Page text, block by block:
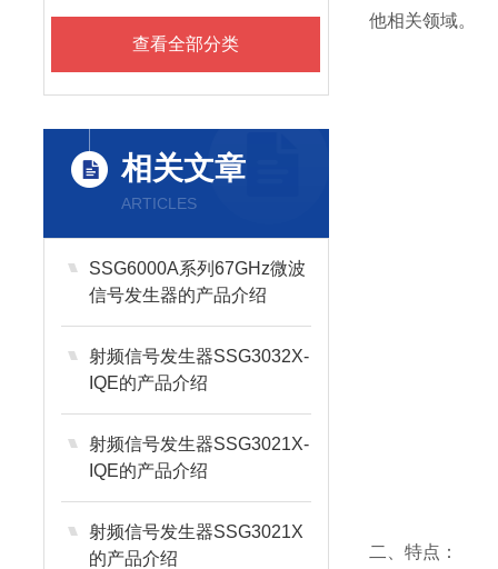
查看全部分类
相关文章
ARTICLES
SSG6000A系列67GHz微波
信号发生器的产品介绍
射频信号发生器SSG3032X-
IQE的产品介绍
射频信号发生器SSG3021X-
IQE的产品介绍
射频信号发生器SSG3021X
的产品介绍
他相关领域。
二、特点：